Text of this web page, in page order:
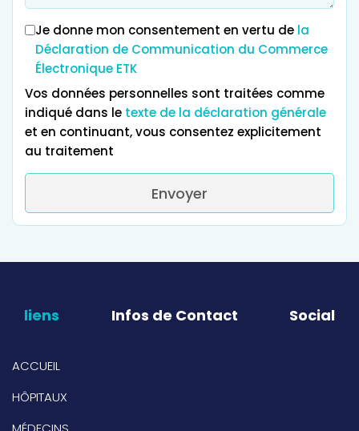
Je donne mon consentement en vertu de la
Déclaration de Communication du Commerce
Électronique ETK
Vos données personnelles sont traitées comme
indiqué dans le texte de la déclaration générale
et en continuant, vous consentez explicitement
au traitement
Envoyer
liens Infos de Contact Social
ACCUEIL
HÔPITAUX